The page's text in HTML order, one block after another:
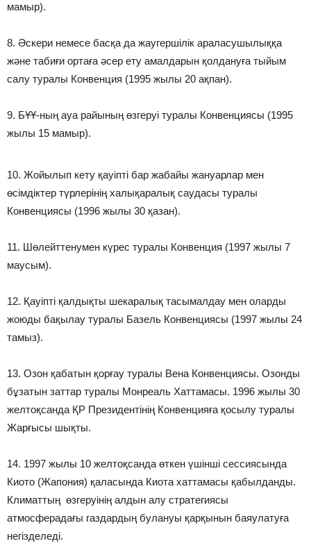
мамыр).
8. Әскери немесе басқа да жаугершілік араласушылыққа
және табиғи ортаға әсер ету амалдарын қолдануға тыйым
салу туралы Конвенция (1995 жылы 20 ақпан).
9. БҰҰ-ның ауа райының өзгеруі туралы Конвенциясы (1995
жылы 15 мамыр).
10. Жойылып кету қауіпті бар жабайы жануарлар мен
өсімдіктер түрлерінің халықаралық саудасы туралы
Конвенциясы (1996 жылы 30 қазан).
11. Шөлейттенумен күрес туралы Конвенция (1997 жылы 7
маусым).
12. Қауіпті қалдықты шекаралық тасымалдау мен оларды
жоюды бақылау туралы Базель Конвенциясы (1997 жылы 24
тамыз).
13. Озон қабатын қорғау туралы Вена Конвенциясы. Озонды
бұзатын заттар туралы Монреаль Хаттамасы. 1996 жылы 30
желтоқсанда ҚР Президентінің Конвенцияға қосылу туралы
Жарғысы шықты.
14. 1997 жылы 10 желтоқсанда өткен үшінші сессиясында
Киото (Жапония) қаласында Киота хаттамасы қабылданды.
Климаттың өзгеруінің алдын алу стратегиясы
атмосферадағы газдардың булануы қарқынын баяулатуға
негізделеді.